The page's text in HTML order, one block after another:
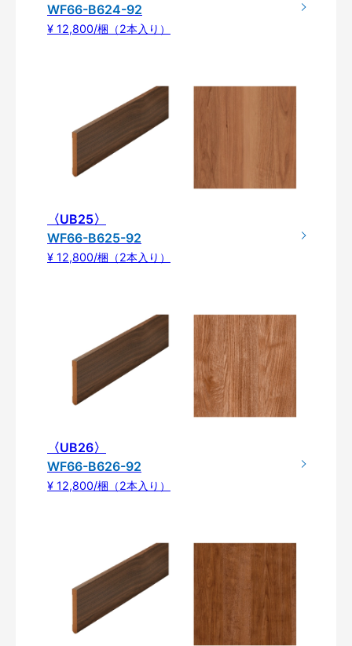
WF66-B624-92
¥ 12,800/梱（2本入り）
〈UB25〉
WF66-B625-92
¥ 12,800/梱（2本入り）
〈UB26〉
WF66-B626-92
¥ 12,800/梱（2本入り）